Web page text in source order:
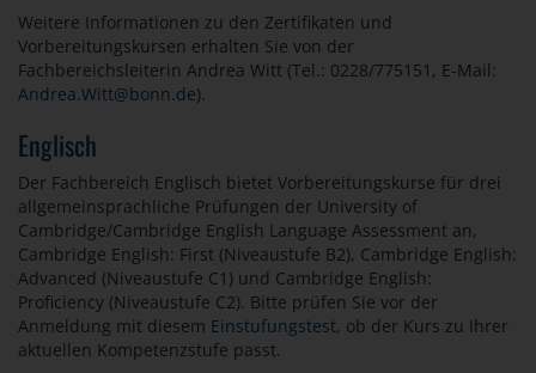
Weitere Informationen zu den Zertifikaten und
Vorbereitungskursen erhalten Sie von der
Fachbereichsleiterin Andrea Witt (Tel.: 0228/775151, E-Mail:
Andrea.Witt@bonn.de).
Englisch
Der Fachbereich Englisch bietet Vorbereitungskurse für drei
allgemeinsprachliche Prüfungen der University of
Cambridge/Cambridge English Language Assessment an,
Cambridge English: First (Niveaustufe B2), Cambridge English:
Advanced (Niveaustufe C1) und Cambridge English:
Proficiency (Niveaustufe C2). Bitte prüfen Sie vor der
Anmeldung mit diesem Einstufungstest, ob der Kurs zu Ihrer
aktuellen Kompetenzstufe passt.